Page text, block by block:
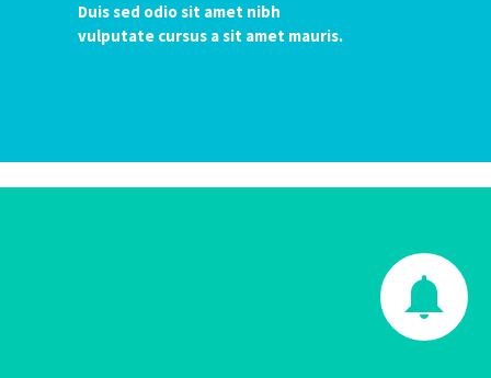
Duis sed odio sit amet nibh
vulputate cursus a sit amet mauris.

